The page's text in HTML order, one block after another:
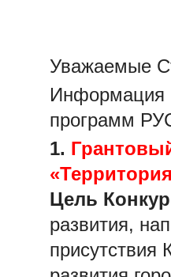
Уважаемые
Информация
программ
1.
Цель
развития,